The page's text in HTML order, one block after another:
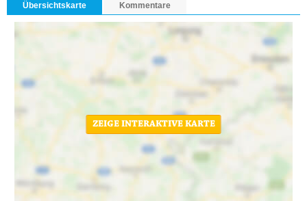
Übersichtskarte Kommentare
ZEIGE INTERAKTIVE KARTE